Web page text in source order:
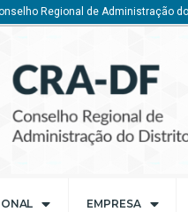
Regional de Administração
EMPRESA